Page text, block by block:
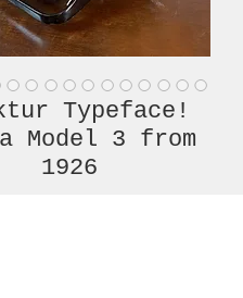
Typeface!
Model 3 from
1926